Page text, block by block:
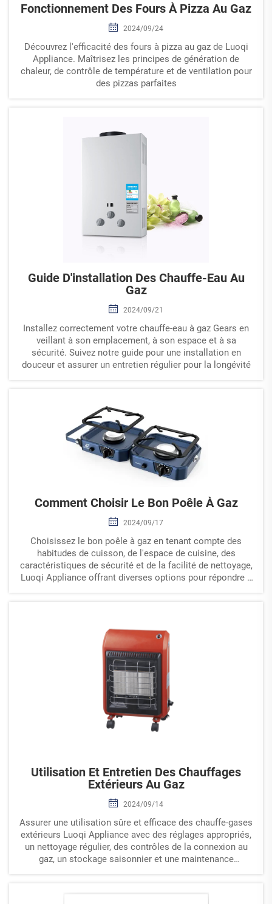
Fonctionnement Des Fours À Pizza Au Gaz
2024/09/24
Découvrez l'efficacité des fours à pizza au gaz de Luoqi
Appliance. Maîtrisez les principes de génération de
chaleur, de contrôle de température et de ventilation pour
des pizzas parfaites
Guide D'installation Des Chauffe-Eau Au
Gaz
2024/09/21
Installez correctement votre chauffe-eau à gaz Gears en
veillant à son emplacement, à son espace et à sa
sécurité. Suivez notre guide pour une installation en
douceur et assurer un entretien régulier pour la longévité
Comment Choisir Le Bon Poêle À Gaz
2024/09/17
Choisissez le bon poêle à gaz en tenant compte des
habitudes de cuisson, de l'espace de cuisine, des
caractéristiques de sécurité et de la facilité de nettoyage,
Luoqi Appliance offrant diverses options pour répondre à
Utilisation Et Entretien Des Chauffages
Extérieurs Au Gaz
2024/09/14
Assurer une utilisation sûre et efficace des chauffe-gases
extérieurs Luoqi Appliance avec des réglages appropriés,
un nettoyage régulier, des contrôles de la connexion au
gaz, un stockage saisonnier et une maintenance